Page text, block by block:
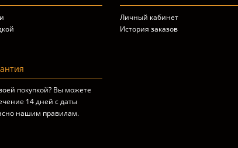
покупкой? Вы можете
14 дней с даты
нашим правилам.
Личный кабинет
История заказов